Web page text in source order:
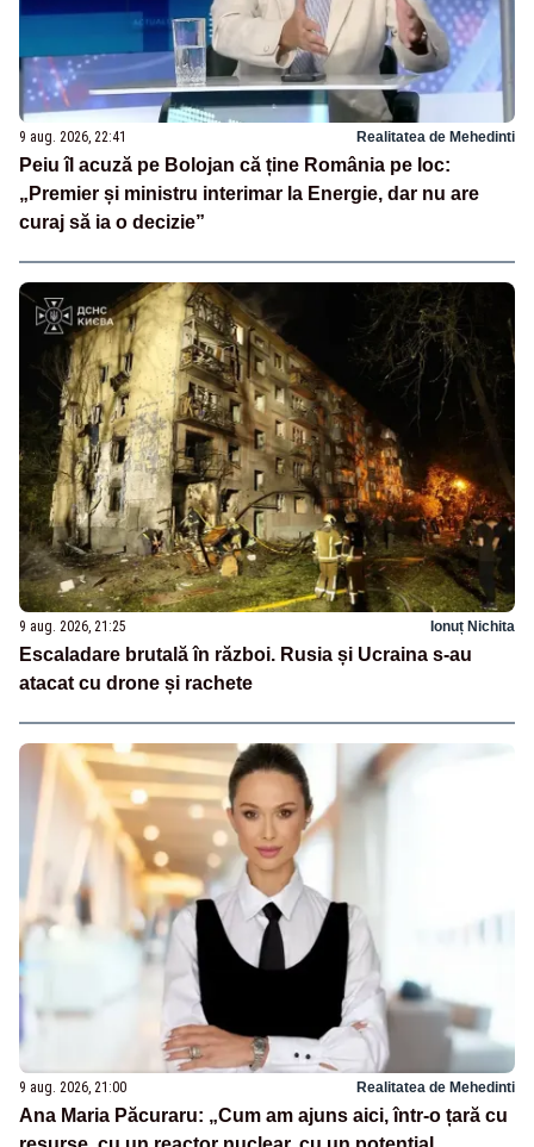
9 aug. 2026, 22:41 Realitatea de Mehedinti
Peiu îl acuză pe Bolojan că ține România pe loc:
„Premier și ministru interimar la Energie, dar nu are
curaj să ia o decizie”
9 aug. 2026, 21:25 Ionuț Nichita
Escaladare brutală în război. Rusia și Ucraina s-au
atacat cu drone și rachete
9 aug. 2026, 21:00 Realitatea de Mehedinti
Ana Maria Păcuraru: „Cum am ajuns aici, într-o țară cu